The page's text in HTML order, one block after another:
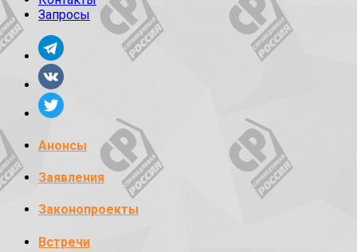
Запросы
Анонсы
Заявления
Законопроекты
Встречи